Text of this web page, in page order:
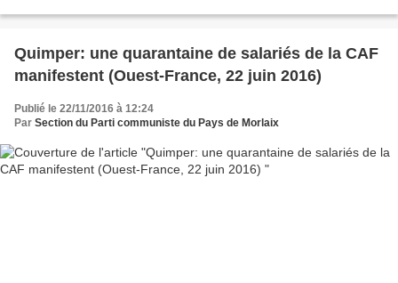
Quimper: une quarantaine de salariés de la CAF
manifestent (Ouest-France, 22 juin 2016)
Publié le 22/11/2016 à 12:24
Par Section du Parti communiste du Pays de Morlaix